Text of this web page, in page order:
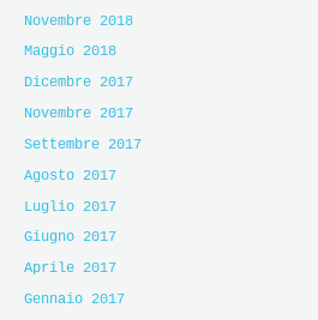
Novembre 2018
Maggio 2018
Dicembre 2017
Novembre 2017
Settembre 2017
Agosto 2017
Luglio 2017
Giugno 2017
Aprile 2017
Gennaio 2017